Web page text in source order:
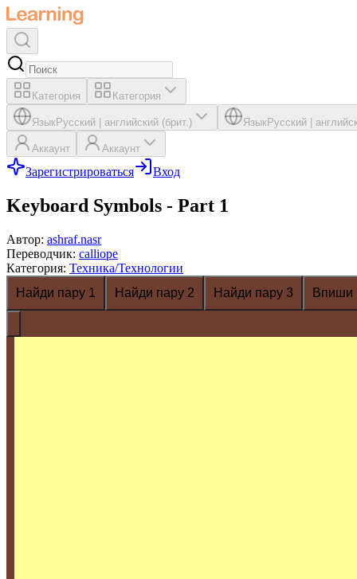
Категория Категория
ЯзыкРусский английский (брит.) ЯзыкРусский
Аккаунт Аккаунт
Зарегистрироваться Вход
Keyboard Symbols - Part 1
Автор: ashraf.nasr
Переводчик: calliope
Категория: Техника/Технологии
Найди пару 1
Найди пару 2 Найди пару 3 Впиши